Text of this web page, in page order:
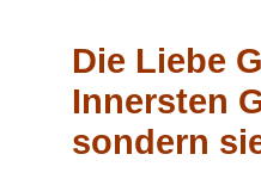
Die Liebe
Innersten
sondern